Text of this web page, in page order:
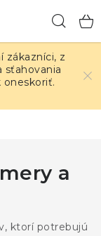
zákazníci, z
sťahovania
oneskoriť.
a
ktorí potrebujú